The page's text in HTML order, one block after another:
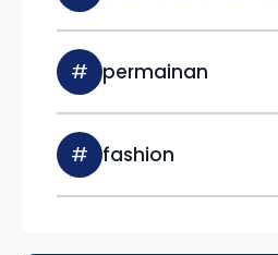
# permainan
# fashion